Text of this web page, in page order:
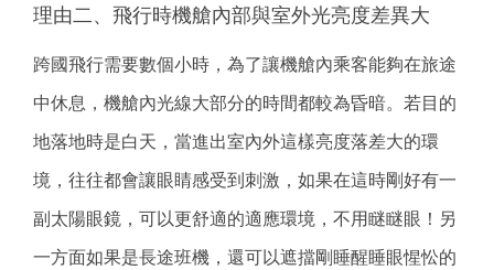
理由二、飛行時機艙內部與室外光亮度差異大
跨國飛行需要數個小時，為了讓機艙內乘客能夠在旅途
中休息，機艙內光線大部分的時間都較為昏暗。若目的
地落地時是白天，當進出室內外這樣亮度落差大的環
境，往往都會讓眼睛感受到刺激，如果在這時剛好有一
副太陽眼鏡，可以更舒適的適應環境，不用瞇瞇眼！另
一方面如果是長途班機，還可以遮擋剛睡醒睡眼惺忪的